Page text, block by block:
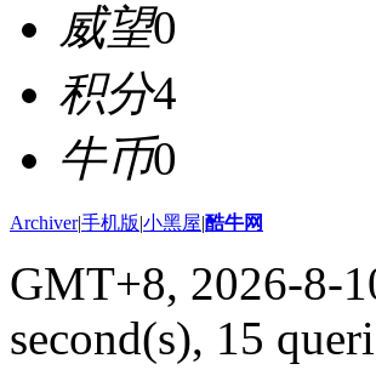
威望0
积分4
牛币0
Archiver|手机版|小黑屋|酷牛网
GMT+8, 2026-8-
second(s), 15